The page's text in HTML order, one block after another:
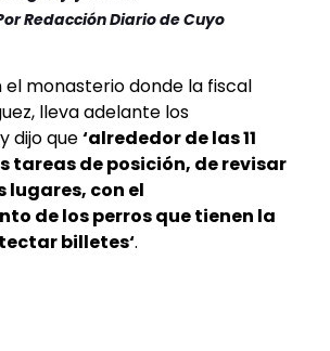
Redacción Diario de Cuyo
el monasterio donde la fiscal
lleva adelante los
dijo que‘alrededor de las 11
tareas de posición, de revisar
lugares, con el
de los perros que tienen la
billetes‘.